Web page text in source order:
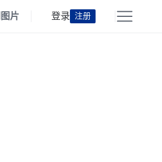
图片 登录 注册